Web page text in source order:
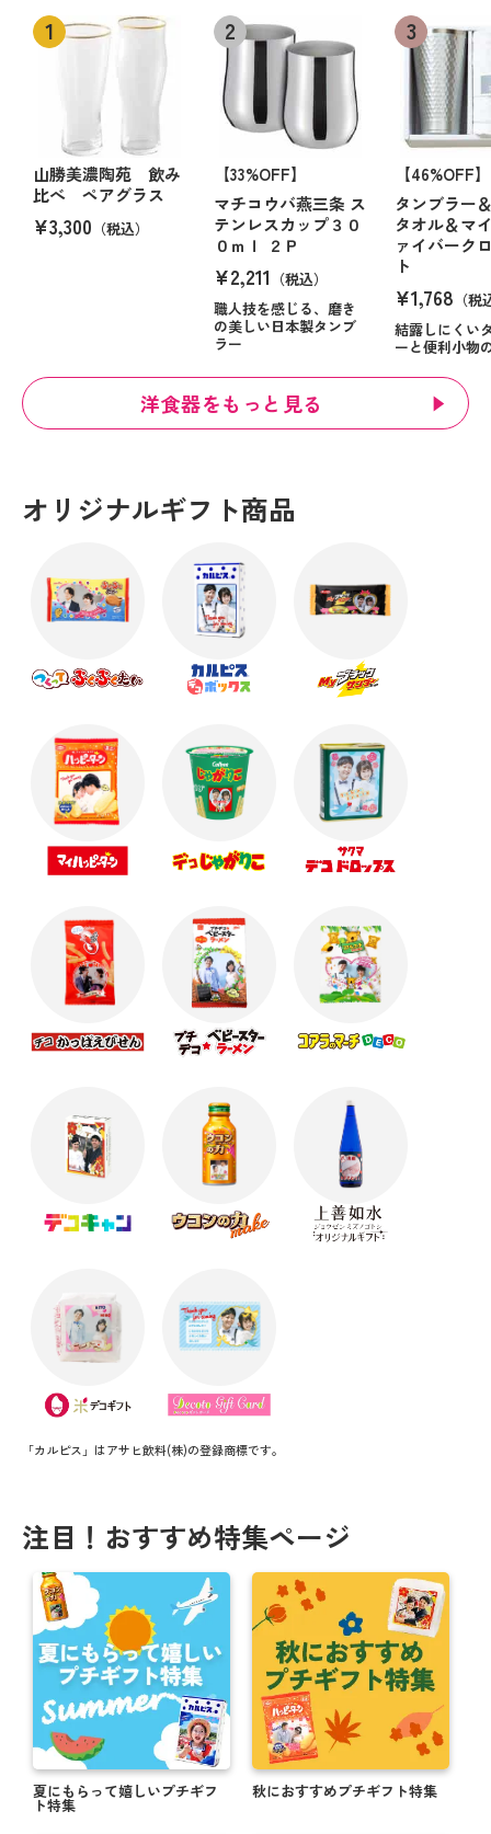
山勝美濃陶苑 飲み
比べ ペアグラス
¥3,300 （税込）
【33%OFF】
マチコウバ燕三条 ス
テンレスカップ３０
０ｍｌ ２Ｐ
¥2,211 （税込）
職人技を感じる、磨き
の美しい日本製タンブ
ラー
【46%OFF】
タンブラー
タオル＆マ
ァイバーク
ト
¥1,768 （税
結露しにくい
ーと便利小物
洋食器をもっと見る
オリジナルギフト商品
「カルピス」はアサヒ飲料(株)の登録商標です。
注目！おすすめ特集ページ
夏にもらって嬉しいプチギフ
ト特集
秋におすすめプチギフト特集